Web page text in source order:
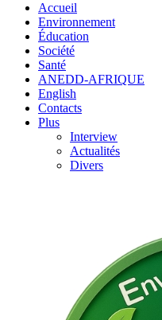
Accueil
Environnement
Éducation
Société
Santé
ANEDD-AFRIQUE
English
Contacts
Plus
Interview
Actualités
Divers